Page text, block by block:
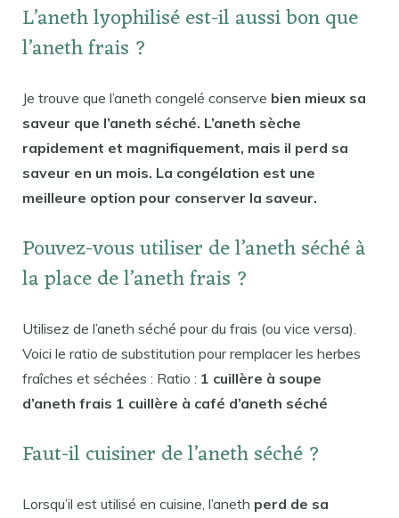
L’aneth lyophilisé est-il aussi bon que
l’aneth frais ?
Je trouve que l’aneth congelé conserve bien mieux sa
saveur que l’aneth séché. L’aneth sèche
rapidement et magnifiquement, mais il perd sa
saveur en un mois. La congélation est une
meilleure option pour conserver la saveur.
Pouvez-vous utiliser de l’aneth séché à
la place de l’aneth frais ?
Utilisez de l’aneth séché pour du frais (ou vice versa).
Voici le ratio de substitution pour remplacer les herbes
fraîches et séchées : Ratio : 1 cuillère à soupe
d’aneth frais 1 cuillère à café d’aneth séché
Faut-il cuisiner de l’aneth séché ?
Lorsqu’il est utilisé en cuisine, l’aneth perd de sa